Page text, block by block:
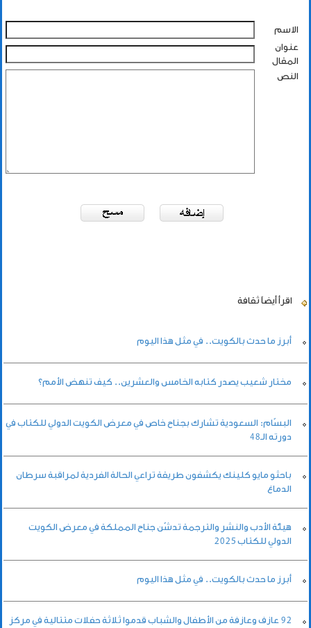
الاسم
عنوان
المقال
النص
اقرأ أيضاً ثقافة
أبرز ما حدث بالكويت.. في مثل هذا اليوم
مختار شعيب يصدر كتابه الخامس والعشرين.. كيف تنهض الأمم؟
البسّام: السعودية تشارك بجناح خاص في معرض الكويت الدولي للكتاب في
دورته الـ48
باحثو مايو كلينك يكشفون طريقة تراعي الحالة الفردية لمراقبة سرطان
الدماغ
هيئة الأدب والنشر والترجمة تدشّن جناح المملكة في معرض الكويت
الدولي للكتاب 2025
أبرز ما حدث بالكويت.. في مثل هذا اليوم
92 عازف وعازفة من الأطفال والشباب قدموا ثلاثة حفلات متتالية في مركز